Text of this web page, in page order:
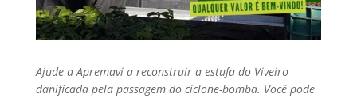
Ajude a Apremavi a reconstruir a estufa do Viveiro
danificada pela passagem do ciclone-bomba. Você pode